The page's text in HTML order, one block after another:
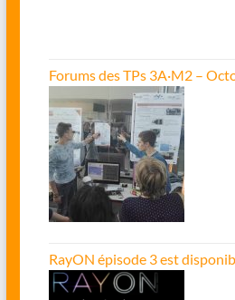
Forums des TPs 3A·M2 –
RayON épisode 3 est